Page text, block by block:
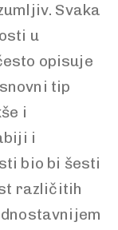
Svaka
u
opisuje
tip
i
i
bio bi šesti
različitih